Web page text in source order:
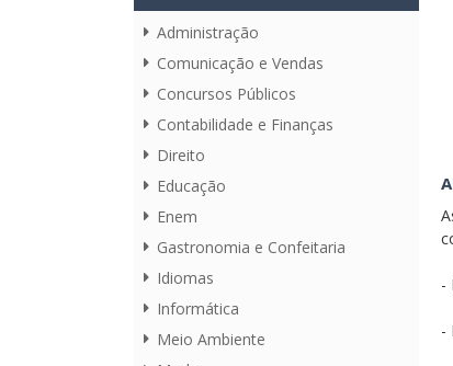
Administração
Comunicação e Vendas
Concursos Públicos
Contabilidade e Finanças
Direito
Educação
Enem
Gastronomia e Confeitaria
Idiomas
Informática
Meio Ambiente
-
-